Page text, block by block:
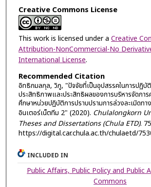
Creative Commons License
This work is licensed under a Creative
Attribution-NonCommercial-No
International License.
Recommended Citation
อิทธิกมลกุล, วิภู, "ปัจจัยที่เป็นอุปสรรคในการปฏิบั
ประสิทธิภาพและประสิทธิผลของการบริหารจัดกา
ศึกษาหน่วยปฏิบัติการปราบปรามการล่วงละเมิดทา
อินเตอร์เน็ตทีม 2" (2020). Chulalongkorn
Theses and Dissertations (Chula ETD).
https://digital.car.chula.ac.th/chulaetd/
INCLUDED IN
Public Affairs, Public Policy and Public
Commons